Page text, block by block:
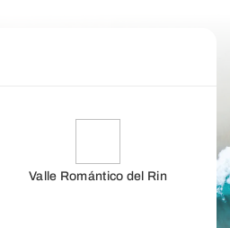
Valle Romántico del Rin